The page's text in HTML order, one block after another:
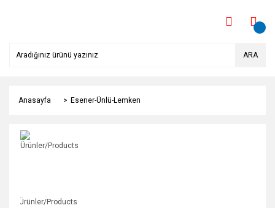
ARA
Anasayfa Esener-Ünlü-Lemken
Ürünler/Products